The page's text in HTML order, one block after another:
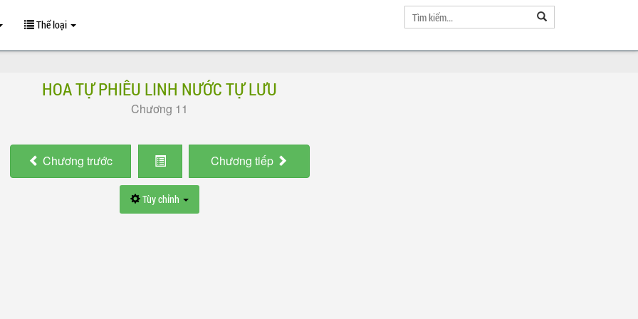
Thể loại
HOA TỰ PHIÊU LINH NƯỚC TỰ LƯU
Chương 11
Chương trước Chương tiếp
Tùy chỉnh